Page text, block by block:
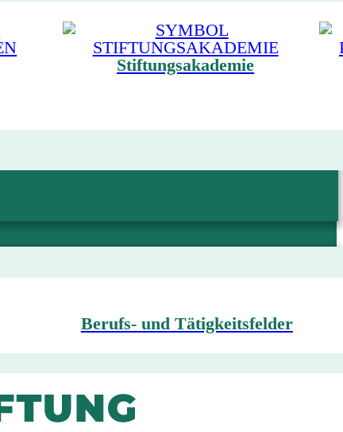
Stiftungsakademie
Berufs- und Tätigkeitsfelder